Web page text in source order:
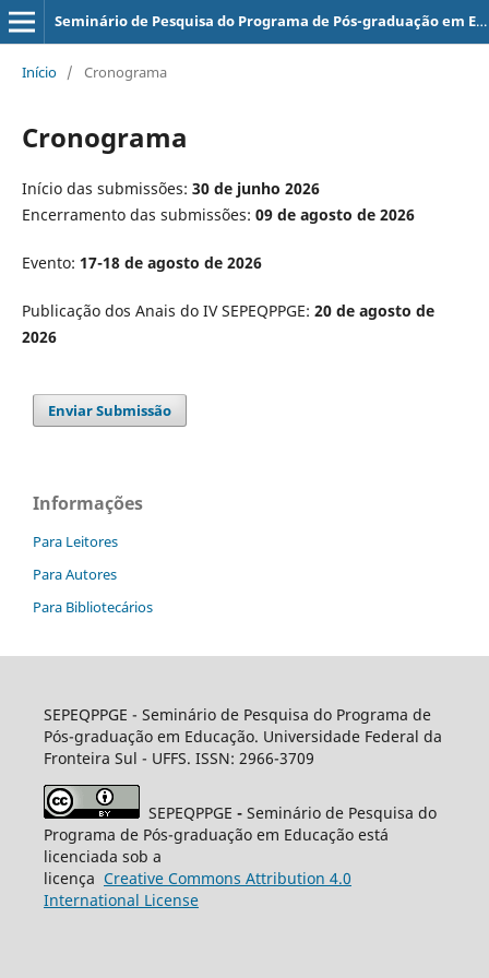
Seminário de Pesquisa do Programa de Pós-graduação em Educação - SEPEQPPGE
Início / Cronograma
Cronograma
Início das submissões: 30 de junho 2026
Encerramento das submissões: 09 de agosto de 2026
Evento: 17-18 de agosto de 2026
Publicação dos Anais do IV SEPEQPPGE: 20 de agosto de
2026
Enviar Submissão
Informações
Para Leitores
Para Autores
Para Bibliotecários
SEPEQPPGE - Seminário de Pesquisa do Programa de
Pós-graduação em Educação. Universidade Federal da
Fronteira Sul - UFFS. ISSN: 2966-3709
SEPEQPPGE - Seminário de Pesquisa do
Programa de Pós-graduação em Educação está
licenciada sob a
licença Creative Commons Attribution 4.0
International License